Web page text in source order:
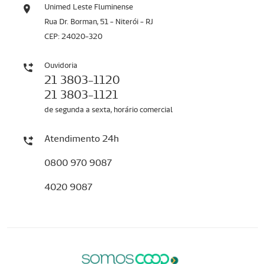
Unimed Leste Fluminense
Rua Dr. Borman, 51 - Niterói - RJ
CEP: 24020-320
Ouvidoria
21 3803-1120
21 3803-1121
de segunda a sexta, horário comercial
Atendimento 24h
0800 970 9087
4020 9087